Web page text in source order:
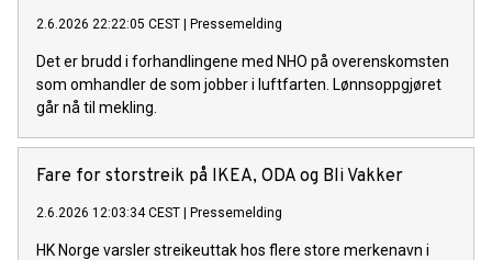
2.6.2026 22:22:05 CEST | Pressemelding
Det er brudd i forhandlingene med NHO på overenskomsten
som omhandler de som jobber i luftfarten. Lønnsoppgjøret
går nå til mekling.
Fare for storstreik på IKEA, ODA og Bli Vakker
2.6.2026 12:03:34 CEST | Pressemelding
HK Norge varsler streikeuttak hos flere store merkenavn i